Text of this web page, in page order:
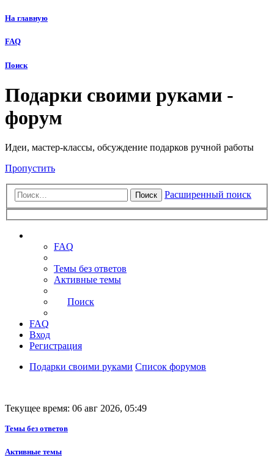
На главную
FAQ
Поиск
Подарки своими руками -
форум
Идеи, мастер-классы, обсуждение подарков ручной работы
Пропустить
Поиск Расширенный поиск
FAQ
Темы без ответов
Активные темы
Поиск
FAQ
Вход
Регистрация
Подарки своими руками Список форумов
Текущее время: 06 авг 2026, 05:49
Темы без ответов
Активные темы